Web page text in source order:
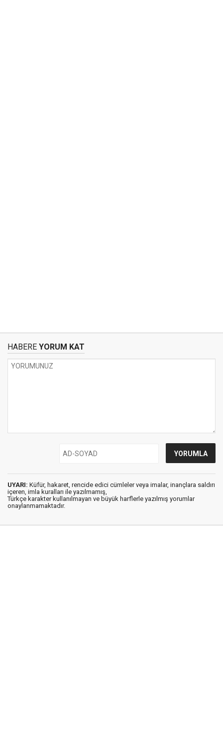
HABERE YORUM KAT
UYARI: Küfür, hakaret, rencide edici cümleler veya imalar, inançlara saldırı
içeren, imla kuralları ile yazılmamış,
Türkçe karakter kullanılmayan ve büyük harflerle yazılmış yorumlar
onaylanmamaktadır.